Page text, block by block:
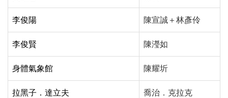
李俊陽 陳宣誠＋林彥伶
李俊賢 陳瀅如
身體氣象館 陳耀圻
拉黑子．達立夫 喬治．克拉克